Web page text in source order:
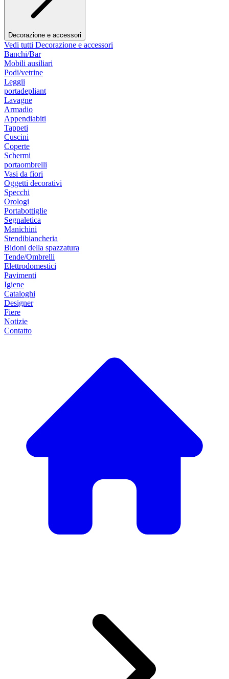
Decorazione e accessori
Vedi tutti Decorazione e accessori
Banchi/Bar
Mobili ausiliari
Podi/vetrine
Leggii
portadepliant
Lavagne
Armadio
Appendiabiti
Tappeti
Cuscini
Coperte
Schermi
portaombrelli
Vasi da fiori
Oggetti decorativi
Specchi
Orologi
Portabottiglie
Segnaletica
Manichini
Stendibiancheria
Bidoni della spazzatura
Tende/Ombrelli
Elettrodomestici
Pavimenti
Igiene
Cataloghi
Designer
Fiere
Notizie
Contatto